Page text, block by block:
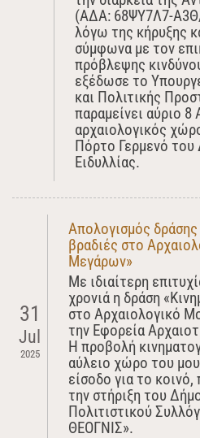
(ΑΔΑ: 68ΨΥ7Λ7-
λόγω της κήρυξης
σύμφωνα με τον
πρόβλεψης
εξέδωσε το
και Πολιτικής
παραμείνει αύριο
αρχαιολογικός
Πόρτο Γερμενό
Ειδυλλίας.
31
Jul
2025
Απολογισμός
βραδιές στο
Μεγάρων»
Με ιδιαίτερη
χρονιά η δράση
στο Αρχαιολογικό
την Εφορεία
Η προβολή
αύλειο χώρο του
είσοδο για το
την στήριξη του
Πολιτιστικού
ΘΕΟΓΝΙΣ».